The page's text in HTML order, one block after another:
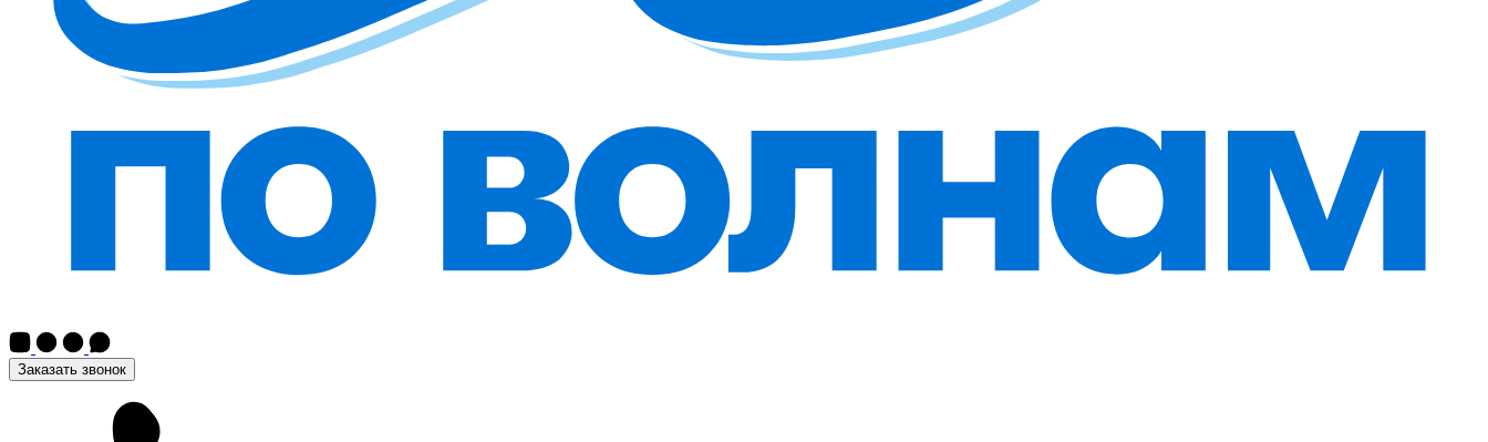
Заказать звонок